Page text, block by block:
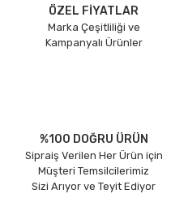
ÖZEL FİYATLAR
Marka Çeşitliliği ve
Kampanyalı Ürünler
%100 DOĞRU ÜRÜN
Sipraiş Verilen Her Ürün için
Müşteri Temsilcilerimiz
Sizi Arıyor ve Teyit Ediyor